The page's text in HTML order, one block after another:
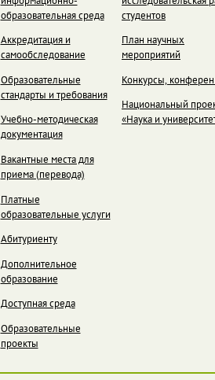
образовательная среда
Аккредитация и
самообследование
Образовательные
стандарты и требования
Учебно-методическая
документация
Вакантные места для
приема (перевода)
Платные
образовательные услуги
Абитуриенту
Дополнительное
образование
Доступная среда
Образовательные
проекты
студентов
План научных
мероприятий
Конкурсы,
Национальный
«Наука и